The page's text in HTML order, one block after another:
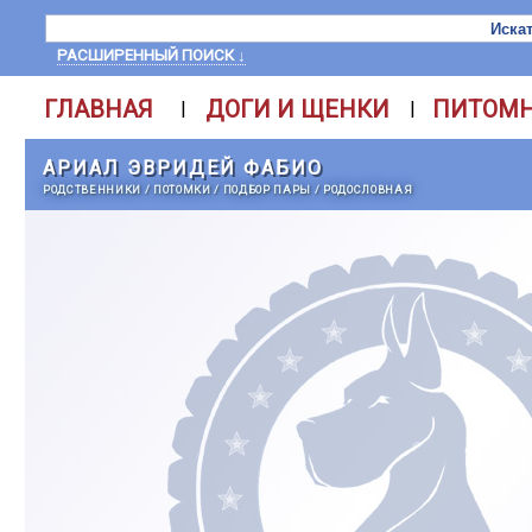
РАСШИРЕННЫЙ ПОИСК ↓
ГЛАВНАЯ | ДОГИ И ЩЕНКИ |
АРИАЛ ЭВРИДЕЙ ФАБИО
РОДСТВЕННИКИ / ПОТОМКИ/ ПОДБОР ПАРЫ / РОДОСЛОВНАЯ